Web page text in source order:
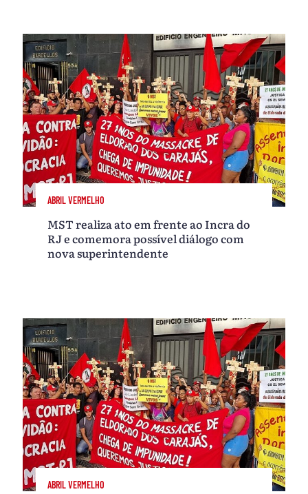
ABRIL VERMELHO
MST realiza ato em frente ao Incra do
RJ e comemora possível diálogo com
nova superintendente
ABRIL VERMELHO